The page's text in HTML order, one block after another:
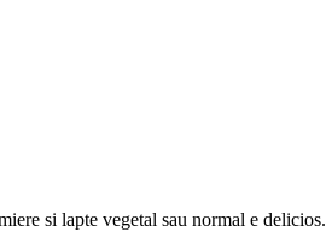
si lapte vegetal sau normal e delicios.